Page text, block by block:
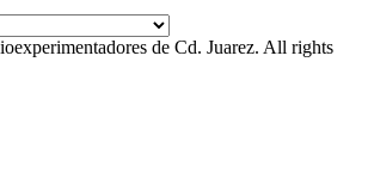
de Cd. Juarez. All rights